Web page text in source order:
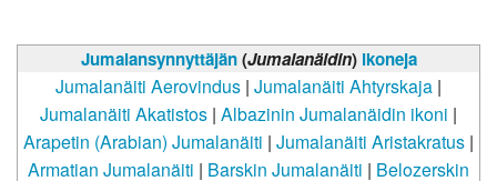
Jumalansynnyttäjän(Jumalanäidin) ikoneja
Jumalanäiti Aerovindus | Jumalanäiti Ahtyrskaja |
Jumalanäiti Akatistos | Albazinin Jumalanäidin ikoni |
Arapetin (Arabian) Jumalanäiti | Jumalanäiti Aristakratus |
Armatian Jumalanäiti | Barskin Jumalanäiti | Belozerskin